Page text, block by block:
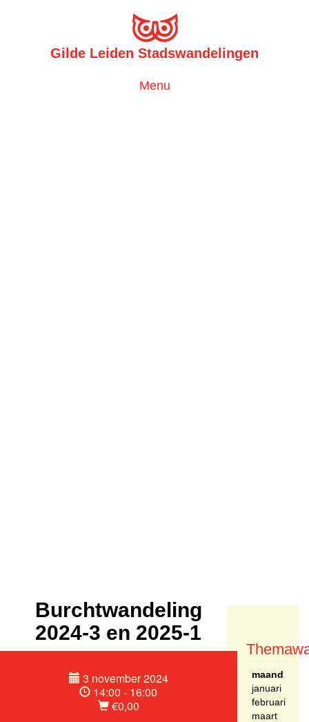
Gilde Leiden Stadswandelingen
Toggle
Menu
Burchtwandeling
2024-3 en 2025-1
3 november 2024
14:00 - 16:00
€0,00
maand
januari
februari
maart